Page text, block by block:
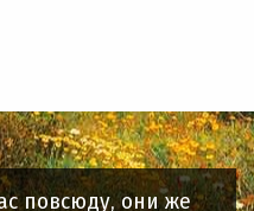
повсюду, они же